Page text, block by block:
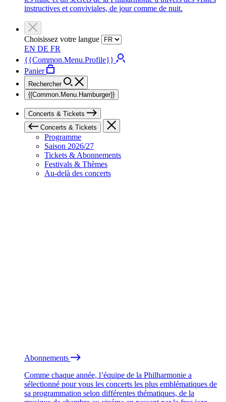
instructives et conviviales, de jour comme de nuit.
Choisissez votre langue
EN DE FR
{{Common.Menu.Profile}}
Panier
Rechercher
{{Common.Menu.Hamburger}}
Concerts & Tickets
Concerts & Tickets
Programme
Saison 2026/27
Tickets & Abonnements
Festivals & Thèmes
Au-delà des concerts
Abonnements
Comme chaque année, l’équipe de la Philharmonie a
sélectionné pour vous les concerts les plus emblématiques de
sa programmation selon différentes thématiques, de la